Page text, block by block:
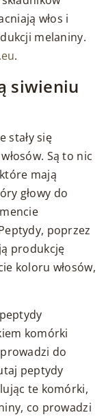
włos i
melaniny.
.
siwieniu
stały się
Są to nic
mają
głowy do
poprzez
produkcję
koloru włosów,
komórki
do
peptydy
te komórki,
co prowadzi